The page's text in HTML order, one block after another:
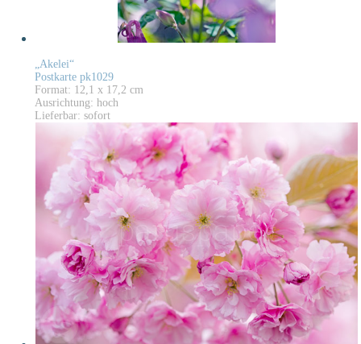
„Akelei“
Postkarte pk1029
Format: 12,1 x 17,2 cm
Ausrichtung: hoch
Lieferbar: sofort